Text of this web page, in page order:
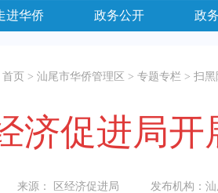
进华侨 政务公开 政
首页 > 汕尾市华侨管理区 > 专题专栏 > 扫黑
济促进局
源： 区经济促进局 发布机构：